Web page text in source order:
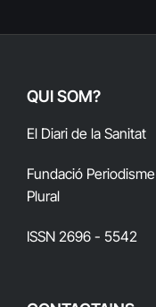
QUI SOM?
El Diari de la Sanitat
Fundació Periodisme
Plural
ISSN 2696 - 5542